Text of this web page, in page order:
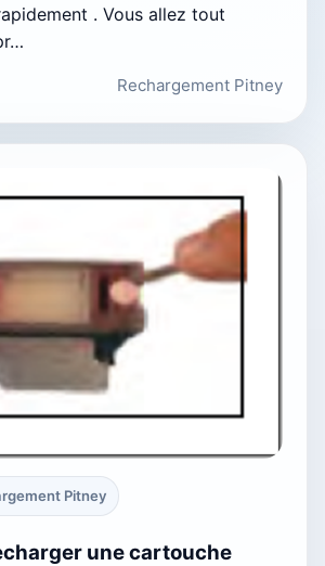
. Vous allez tout
Rechargement Pitney
Pitney
une cartouche